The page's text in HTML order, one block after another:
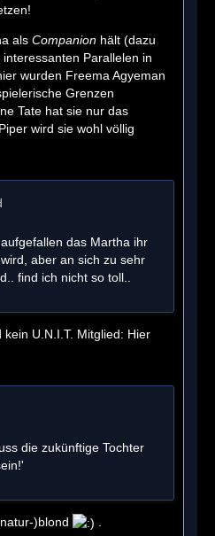
als Companion hält (dazu
Parallelen in
wurden Freema Agyeman
Grenzen
Tate hat sie nur das
wird sie wohl völlig
das Martha ihr
aber an sich zu sehr
find ich nicht so toll..
U.N.I.T. Mitglied: Hier
die zukünftige Tochter
)blond